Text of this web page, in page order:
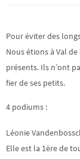
Pour éviter des
Nous étions à Val
présents. Ils n’ont
fier de ses petits.
4 podiums :
Léonie
Elle est la 1ère de